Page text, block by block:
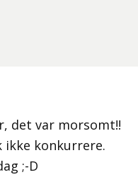
det var morsomt!!
konkurrere.
;-D